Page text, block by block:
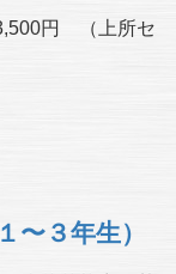
円 （上所セ
〜３年生）